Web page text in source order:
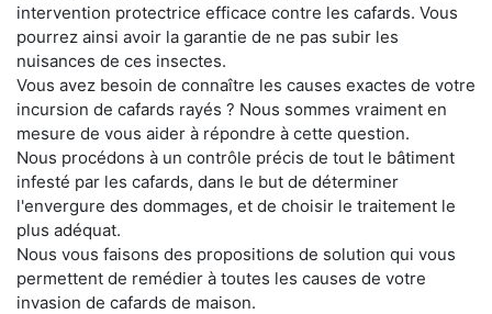
intervention protectrice efficace contre les cafards. Vous
pourrez ainsi avoir la garantie de ne pas subir les
nuisances de ces insectes.
Vous avez besoin de connaître les causes exactes de votre
incursion de cafards rayés ? Nous sommes vraiment en
mesure de vous aider à répondre à cette question.
Nous procédons à un contrôle précis de tout le bâtiment
infesté par les cafards, dans le but de déterminer
l'envergure des dommages, et de choisir le traitement le
plus adéquat.
Nous vous faisons des propositions de solution qui vous
permettent de remédier à toutes les causes de votre
invasion de cafards de maison.